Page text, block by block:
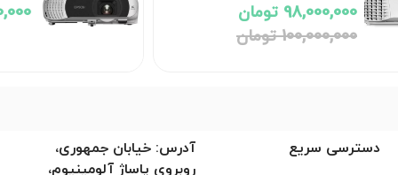
186,000,000 تومان
دسترسی سریع
آدرس: خیابان جمهوری،
روبروی پاساژ آلومینیوم،